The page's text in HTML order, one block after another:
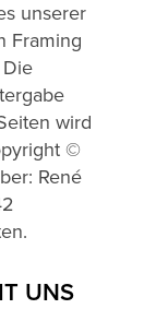
unserer
Framing
wird
©
René
UNS